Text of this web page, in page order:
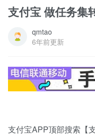
支付宝 做任务集
qmtao
6年前更新
支付宝APP顶部搜索【